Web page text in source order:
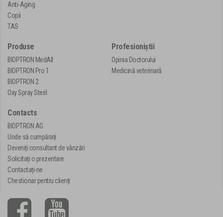
Anti-Aging
Copii
TAS
Produse
BIOPTRON MedAll
BIOPTRON Pro 1
BIOPTRON 2
Oxy Spray Steril
Profesioniștii
Opinia Doctorului
Medicină veterinară
Contacts
BIOPTRON AG
Unde să cumpărați
Deveniți consultant de vânzări
Solicitați o prezentare
Contactați-ne
Chestionar pentru clienți